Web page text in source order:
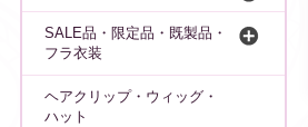
SALE品・限定品・既製品・
フラ衣装
ヘアクリップ・ウィッグ・
ハット